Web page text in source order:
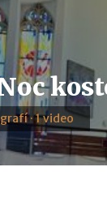
· 1 video